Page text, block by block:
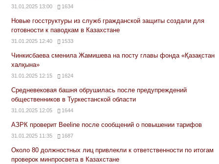
31.01.2025 13:00 1634
Новые госструктуры из служб гражданской защиты создали для
готовности к паводкам в Казахстане
31.01.2025 12:40 1533
Чинкисбаева сменила Жамишева на посту главы фонда «Қазақстан
халқына»
31.01.2025 12:15 1624
Средневековая башня обрушилась после предупреждений
общественников в Туркестанской области
31.01.2025 12:05 1644
АЗРК проверит Beeline после сообщений о повышении тарифов
31.01.2025 11:35 1687
Около 80 должностных лиц привлекли к ответственности по итогам
проверок минпросвета в Казахстане